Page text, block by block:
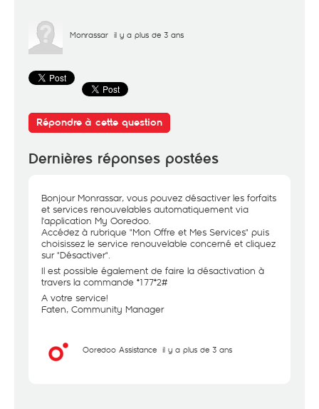
Monrassar il y a plus de 3 ans
Répondre à cette question
Dernières réponses postées
Bonjour Monrassar, vous pouvez désactiver les forfaits
et services renouvelables automatiquement via
l'application My Ooredoo.
Accédez à rubrique "Mon Offre et Mes Services" puis
choisissez le service renouvelable concerné et cliquez
sur "Désactiver".
Il est possible également de faire la désactivation à
travers la commande *177*2#
A votre service!
Faten, Community Manager
Ooredoo Assistance il y a plus de 3 ans